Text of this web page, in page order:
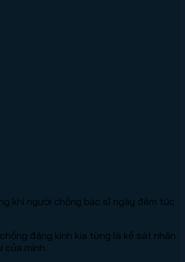
khi người chồng bác sĩ ngày đêm túc
đáng kính kia từng là kẻ sát nhân
của mình.